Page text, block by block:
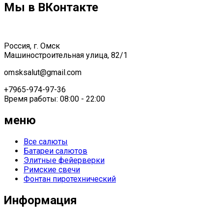
Мы в ВКонтакте
Россия, г. Омск
Машиностроительная улица, 82/1
omsksalut@gmail.com
+7965-974-97-36
Время работы: 08:00 - 22:00
меню
Все салюты
Батареи салютов
Элитные фейерверки
Римские свечи
Фонтан пиротехнический
Информация